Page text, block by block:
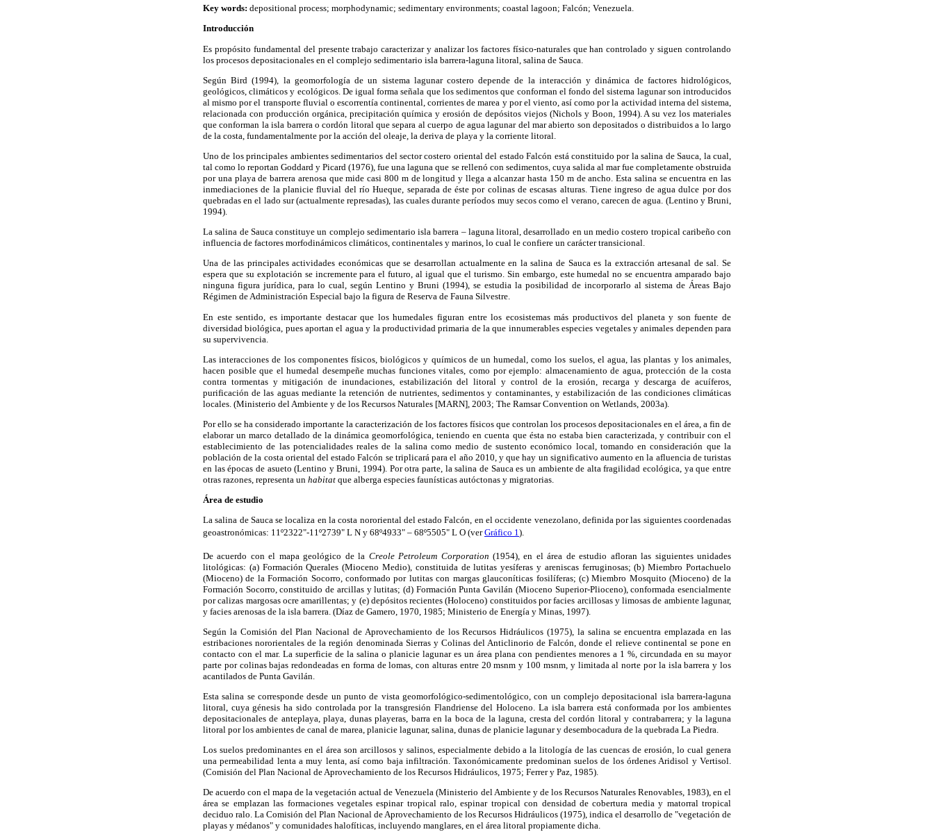
Key words: depositional process; morphodynamic; sedimentary environments; coastal lagoon; Falcón; Venezuela.
Introducción
Es propósito fundamental del presente trabajo caracterizar y analizar los factores físico-naturales que han controlado y siguen controlando
los procesos depositacionales en el complejo sedimentario isla barrera-laguna litoral, salina de Sauca.
Según Bird (1994), la geomorfología de un sistema lagunar costero depende de la interacción y dinámica de factores hidrológicos,
geológicos, climáticos y ecológicos. De igual forma señala que los sedimentos que conforman el fondo del sistema lagunar son introducidos
al mismo por el transporte fluvial o escorrentía continental, corrientes de marea y por el viento, así como por la actividad interna del sistema,
relacionada con producción orgánica, precipitación química y erosión de depósitos viejos (Nichols y Boon, 1994). A su vez los materiales
que conforman la isla barrera o cordón litoral que separa al cuerpo de agua lagunar del mar abierto son depositados o distribuidos a lo largo
de la costa, fundamentalmente por la acción del oleaje, la deriva de playa y la corriente litoral.
Uno de los principales ambientes sedimentarios del sector costero oriental del estado Falcón está constituido por la salina de Sauca, la cual,
tal como lo reportan Goddard y Picard (1976), fue una laguna que se rellenó con sedimentos, cuya salida al mar fue completamente obstruida
por una playa de barrera arenosa que mide casi 800 m de longitud y llega a alcanzar hasta 150 m de ancho. Esta salina se encuentra en las
inmediaciones de la planicie fluvial del río Hueque, separada de éste por colinas de escasas alturas. Tiene ingreso de agua dulce por dos
quebradas en el lado sur (actualmente represadas), las cuales durante períodos muy secos como el verano, carecen de agua. (Lentino y Bruni,
1994).
La salina de Sauca constituye un complejo sedimentario isla barrera – laguna litoral, desarrollado en un medio costero tropical caribeño con
influencia de factores morfodinámicos climáticos, continentales y marinos, lo cual le confiere un carácter transicional.
Una de las principales actividades económicas que se desarrollan actualmente en la salina de Sauca es la extracción artesanal de sal. Se
espera que su explotación se incremente para el futuro, al igual que el turismo. Sin embargo, este humedal no se encuentra amparado bajo
ninguna figura jurídica, para lo cual, según Lentino y Bruni (1994), se estudia la posibilidad de incorporarlo al sistema de Áreas Bajo
Régimen de Administración Especial bajo la figura de Reserva de Fauna Silvestre.
En este sentido, es importante destacar que los humedales figuran entre los ecosistemas más productivos del planeta y son fuente de
diversidad biológica, pues aportan el agua y la productividad primaria de la que innumerables especies vegetales y animales dependen para
su supervivencia.
Las interacciones de los componentes físicos, biológicos y químicos de un humedal, como los suelos, el agua, las plantas y los animales,
hacen posible que el humedal desempeñe muchas funciones vitales, como por ejemplo: almacenamiento de agua, protección de la costa
contra tormentas y mitigación de inundaciones, estabilización del litoral y control de la erosión, recarga y descarga de acuíferos,
purificación de las aguas mediante la retención de nutrientes, sedimentos y contaminantes, y estabilización de las condiciones climáticas
locales. (Ministerio del Ambiente y de los Recursos Naturales [MARN], 2003; The Ramsar Convention on Wetlands, 2003a).
Por ello se ha considerado importante la caracterización de los factores físicos que controlan los procesos depositacionales en el área, a fin de
elaborar un marco detallado de la dinámica geomorfológica, teniendo en cuenta que ésta no estaba bien caracterizada, y contribuir con el
establecimiento de las potencialidades reales de la salina como medio de sustento económico local, tomando en consideración que la
población de la costa oriental del estado Falcón se triplicará para el año 2010, y que hay un significativo aumento en la afluencia de turistas
en las épocas de asueto (Lentino y Bruni, 1994). Por otra parte, la salina de Sauca es un ambiente de alta fragilidad ecológica, ya que entre
otras razones, representa un habitat que alberga especies faunísticas autóctonas y migratorias.
Área de estudio
La salina de Sauca se localiza en la costa nororiental del estado Falcón, en el occidente venezolano, definida por las siguientes coordenadas
geoastronómicas: 11º2322"-11º2739" L N y 68º4933" – 68º5505" L O (verGráfico 1).
De acuerdo con el mapa geológico de la Creole Petroleum Corporation (1954), en el área de estudio afloran las siguientes unidades
litológicas: (a) Formación Querales (Mioceno Medio), constituida de lutitas yesíferas y areniscas ferruginosas; (b) Miembro Portachuelo
(Mioceno) de la Formación Socorro, conformado por lutitas con margas glauconíticas fosilíferas; (c) Miembro Mosquito (Mioceno) de la
Formación Socorro, constituido de arcillas y lutitas; (d) Formación Punta Gavilán (Mioceno Superior-Plioceno), conformada esencialmente
por calizas margosas ocre amarillentas; y (e) depósitos recientes (Holoceno) constituidos por facies arcillosas y limosas de ambiente lagunar,
y facies arenosas de la isla barrera. (Díaz de Gamero, 1970, 1985; Ministerio de Energía y Minas, 1997).
Según la Comisión del Plan Nacional de Aprovechamiento de los Recursos Hidráulicos (1975), la salina se encuentra emplazada en las
estribaciones nororientales de la región denominada Sierras y Colinas del Anticlinorio de Falcón, donde el relieve continental se pone en
contacto con el mar. La superficie de la salina o planicie lagunar es un área plana con pendientes menores a 1 %, circundada en su mayor
parte por colinas bajas redondeadas en forma de lomas, con alturas entre 20 msnm y 100 msnm, y limitada al norte por la isla barrera y los
acantilados de Punta Gavilán.
Esta salina se corresponde desde un punto de vista geomorfológico-sedimentológico, con un complejo depositacional isla barrera-laguna
litoral, cuya génesis ha sido controlada por la transgresión Flandriense del Holoceno. La isla barrera está conformada por los ambientes
depositacionales de anteplaya, playa, dunas playeras, barra en la boca de la laguna, cresta del cordón litoral y contrabarrera; y la laguna
litoral por los ambientes de canal de marea, planicie lagunar, salina, dunas de planicie lagunar y desembocadura de la quebrada La Piedra.
Los suelos predominantes en el área son arcillosos y salinos, especialmente debido a la litología de las cuencas de erosión, lo cual genera
una permeabilidad lenta a muy lenta, así como baja infiltración. Taxonómicamente predominan suelos de los órdenes Aridisol y Vertisol.
(Comisión del Plan Nacional de Aprovechamiento de los Recursos Hidráulicos, 1975; Ferrer y Paz, 1985).
De acuerdo con el mapa de la vegetación actual de Venezuela (Ministerio del Ambiente y de los Recursos Naturales Renovables, 1983), en el
área se emplazan las formaciones vegetales espinar tropical ralo, espinar tropical con densidad de cobertura media y matorral tropical
deciduo ralo. La Comisión del Plan Nacional de Aprovechamiento de los Recursos Hidráulicos (1975), indica el desarrollo de "vegetación de
playas y médanos" y comunidades halofíticas, incluyendo manglares, en el área litoral propiamente dicha.